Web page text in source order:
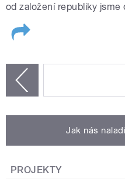
od založení republiky jsme
Jak nás
PROJEKTY